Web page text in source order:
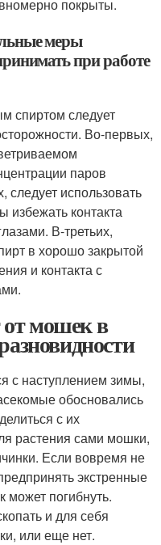
покрыты.
меры
при работе
спиртом следует
Во-первых,
паров
использовать
избежать контакта
В-третьих,
в хорошо закрытой
и контакта с
мошек в
с наступлением зимы,
обосновались
с их
растения сами мошки,
Если вовремя не
экстренные
может погибнуть.
и для себя
или еще нет.